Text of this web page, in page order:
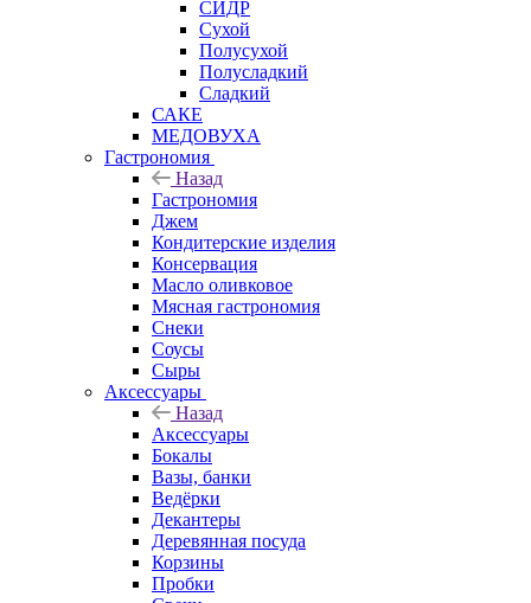
СИДР
Сухой
Полусухой
Полусладкий
Сладкий
САКЕ
МЕДОВУХА
Гастрономия
Назад
Гастрономия
Джем
Кондитерские изделия
Консервация
Масло оливковое
Мясная гастрономия
Снеки
Соусы
Сыры
Аксессуары
Назад
Аксессуары
Бокалы
Вазы, банки
Ведёрки
Декантеры
Деревянная посуда
Корзины
Пробки